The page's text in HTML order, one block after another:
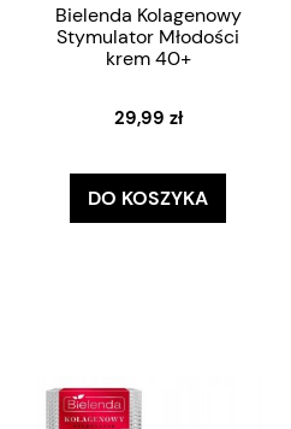
Bielenda Kolagenowy
Stymulator Młodości
krem 40+
29,99 zł
DO KOSZYKA